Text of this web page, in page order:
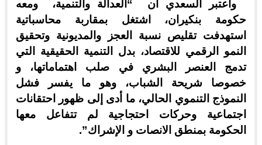
واعتبر السعدي أن “العدالة والتنمية، ومعه
حكومة بنكيران، اشتغل بمقاربة محاسباتية
استهدفت تقليص نسبة العجز والمديونية وتحقيق
النمو الرقمي للاقتصاد، بدل التنمية الحقيقية التي
تدمج العنصر البشري في صلب اهتماماتها، و
خصوصا شريحة الشباب، وهو ما يفسر فشل
النموذج التنموي الحالي، ما أدى إلى ظهور احتقانات
اجتماعية وحركات احتجاجية لم تتفاعل معها
الحكومة بمنطق الانصات و الإشراك”.